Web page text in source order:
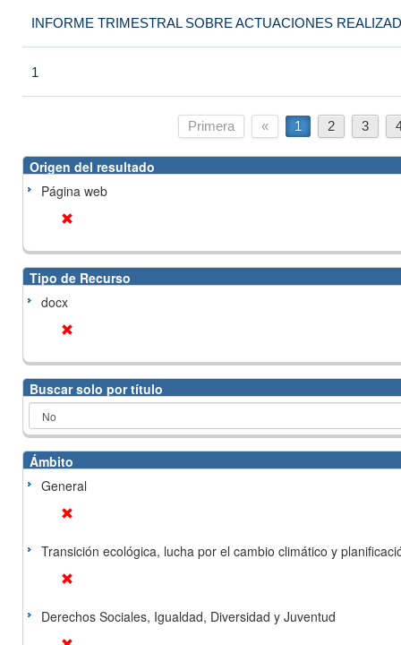
INFORME TRIMESTRAL SOBRE ACTUACIONES
1
Primera « 1 2 3
Origen del resultado
Página web
Tipo de Recurso
docx
Buscar solo por título
Ámbito
General
Transición ecológica, lucha por el cambio climático y
Derechos Sociales, Igualdad, Diversidad y Juventud